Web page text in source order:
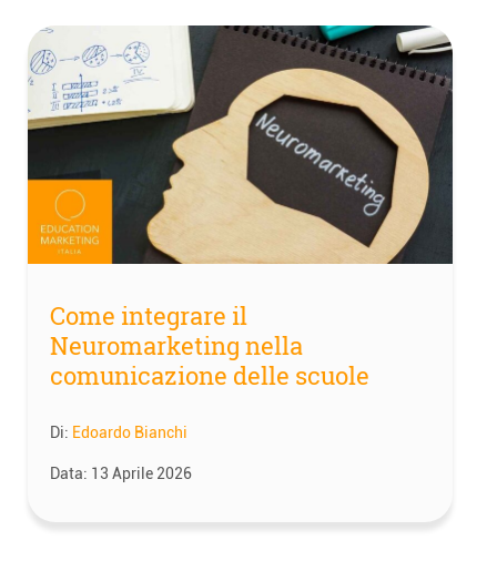
Come integrare il
Neuromarketing nella
comunicazione delle scuole
Di: Edoardo Bianchi
Data: 13 Aprile 2026